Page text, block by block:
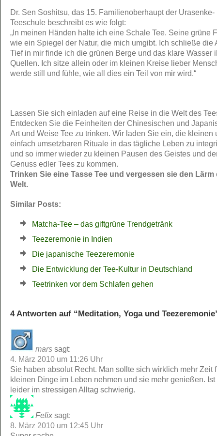
Dr. Sen Soshitsu, das 15. Familienoberhaupt der Urasenke-
Teeschule beschreibt es wie folgt:
„In meinen Händen halte ich eine Schale Tee. Seine grüne
wie ein Spiegel der Natur, die mich umgibt. Ich schließe die
Tief in mir finde ich die grünen Berge und das klare Wasser
Quellen. Ich sitze allein oder im kleinen Kreise lieber
werde still und fühle, wie all dies ein Teil von mir wird.“
Lassen Sie sich einladen auf eine Reise in die Welt des
Entdecken Sie die Feinheiten der Chinesischen und
Art und Weise Tee zu trinken. Wir laden Sie ein, die kleinen
einfach umsetzbaren Rituale in das tägliche Leben zu
und so immer wieder zu kleinen Pausen des Geistes und
Genuss edler Tees zu kommen.
Trinken Sie eine Tasse Tee und vergessen sie den Lärm
Welt.
Similar Posts:
Matcha-Tee – das giftgrüne Trendgetränk
Teezeremonie in Indien
Die japanische Teezeremonie
Die Entwicklung der Tee-Kultur in Deutschland
Teetrinken vor dem Schlafen gehen
4 Antworten auf “Meditation, Yoga und
mars sagt:
4. März 2010 um 11:26 Uhr
Sie haben absolut Recht. Man sollte sich wirklich mehr Zeit
kleinen Dinge im Leben nehmen und sie mehr genießen. Ist
leider im stressigen Alltag schwierig.
Felix sagt:
8. März 2010 um 12:45 Uhr